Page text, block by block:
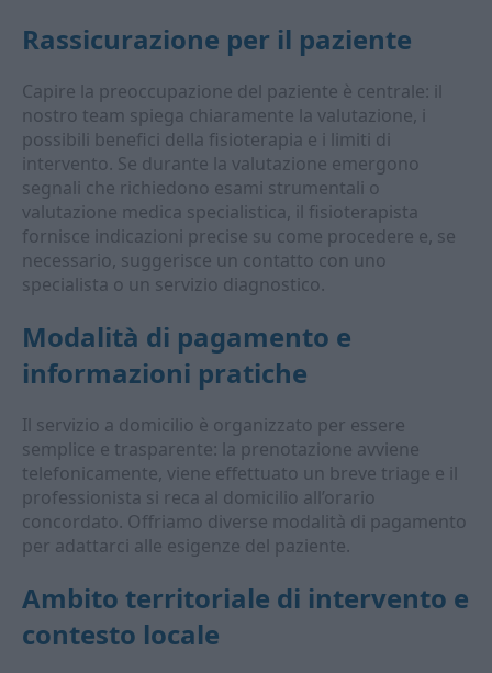
Rassicurazione per il paziente
Capire la preoccupazione del paziente è centrale: il
nostro team spiega chiaramente la valutazione, i
possibili benefici della fisioterapia e i limiti di
intervento. Se durante la valutazione emergono
segnali che richiedono esami strumentali o
valutazione medica specialistica, il fisioterapista
fornisce indicazioni precise su come procedere e, se
necessario, suggerisce un contatto con uno
specialista o un servizio diagnostico.
Modalità di pagamento e
informazioni pratiche
Il servizio a domicilio è organizzato per essere
semplice e trasparente: la prenotazione avviene
telefonicamente, viene effettuato un breve triage e il
professionista si reca al domicilio all’orario
concordato. Offriamo diverse modalità di pagamento
per adattarci alle esigenze del paziente.
Ambito territoriale di intervento e
contesto locale